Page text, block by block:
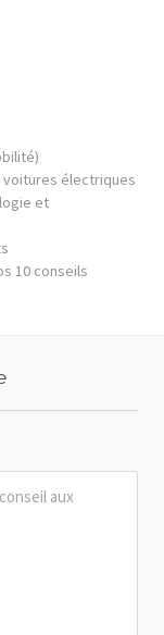
électriques
et
10 conseils